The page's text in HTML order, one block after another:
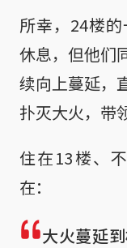
所幸，24楼
休息，但他们
续向上蔓延，
扑灭大火，带
住在13楼、
在：
大火蔓延